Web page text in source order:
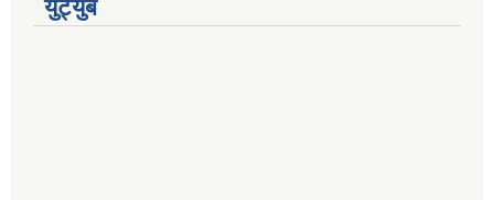
युट्युब